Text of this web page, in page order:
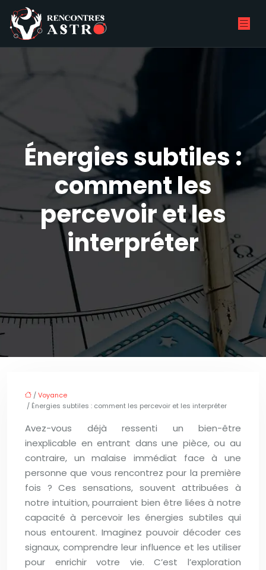
Énergies subtiles :
comment les
percevoir et les
interpréter
/Voyance
/ Énergies subtiles : comment les percevoir et les interpréter
Avez-vous déjà ressenti un bien-être
inexplicable en entrant dans une pièce, ou au
contraire, un malaise immédiat face à une
personne que vous rencontrez pour la première
fois ? Ces sensations, souvent attribuées à
notre intuition, pourraient bien être liées à notre
capacité à percevoir les énergies subtiles qui
nous entourent. Imaginez pouvoir décoder ces
signaux, comprendre leur influence et les utiliser
pour enrichir votre vie. C’est l’exploration